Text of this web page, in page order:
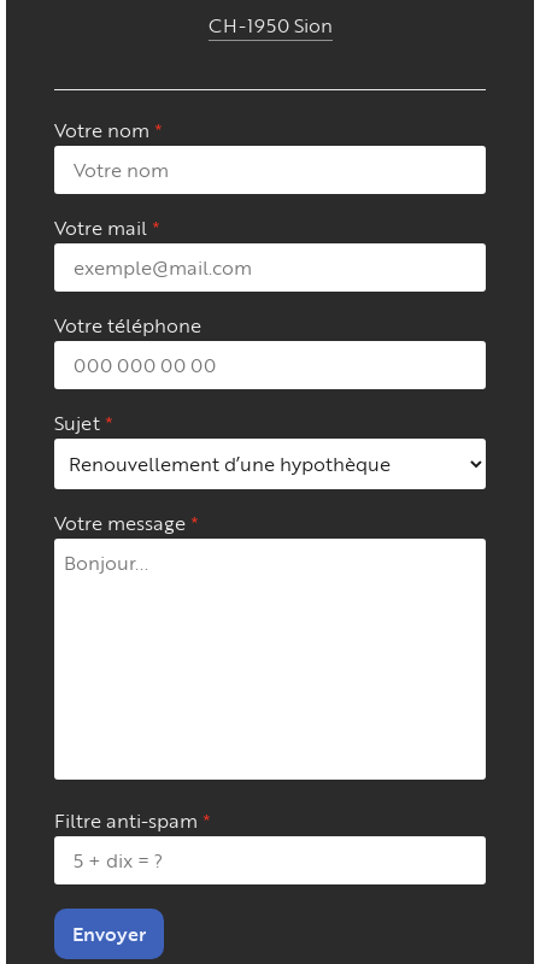
CH-1950 Sion
Votre nom
Votre mail
Votre téléphone
Sujet
Votre message
Filtre anti-spam
Envoyer